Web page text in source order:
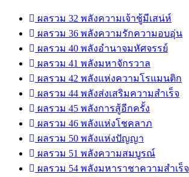
ผลรวม 32 พลังความเจ้าชู้มีเสน่ห์
ผลรวม 36 พลังความรักความอบอุ่น
ผลรวม 40 พลังอำนาจมหัศจรรย์
ผลรวม 41 พลังมหาจักรวาล
ผลรวม 42 พลังแห่งความโรแมนติก
ผลรวม 44 พลังส่งเสริมความสำเร็จ
ผลรวม 45 พลังการสู้อีกครั้ง
ผลรวม 46 พลังแห่งโชคลาภ
ผลรวม 50 พลังแห่งปัญญา
ผลรวม 51 พลังความสมบูรณ์
ผลรวม 54 พลังมหาราชาความสำเร็จ